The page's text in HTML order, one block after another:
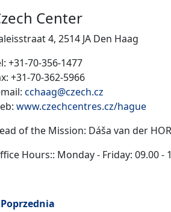
Center
4, 2514 JA Den Haag
+31-70-356-1477
+31-70-362-5966
cchaag@czech.cz
www.czechcentres.cz/hague
of the Mission: Dáša van der
Hours:: Monday - Friday: 09.00 -